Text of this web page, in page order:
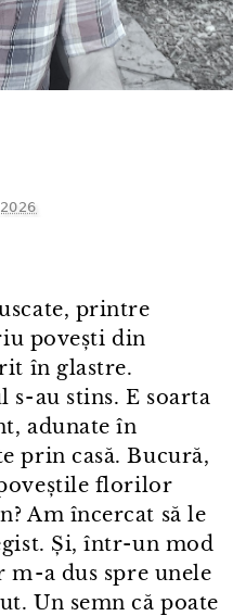
printre
povești din
în glastre.
s⁠-⁠au stins. E soarta
adunate în
prin casă. Bucură,
florilor
Am încercat să le
Și, într⁠-⁠un mod
⁠a dus spre unele
Un semn că poate